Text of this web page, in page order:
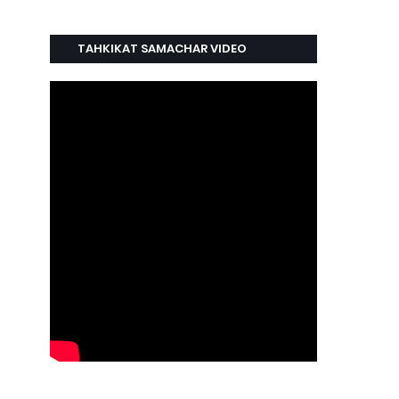
TAHKIKAT SAMACHAR VIDEO